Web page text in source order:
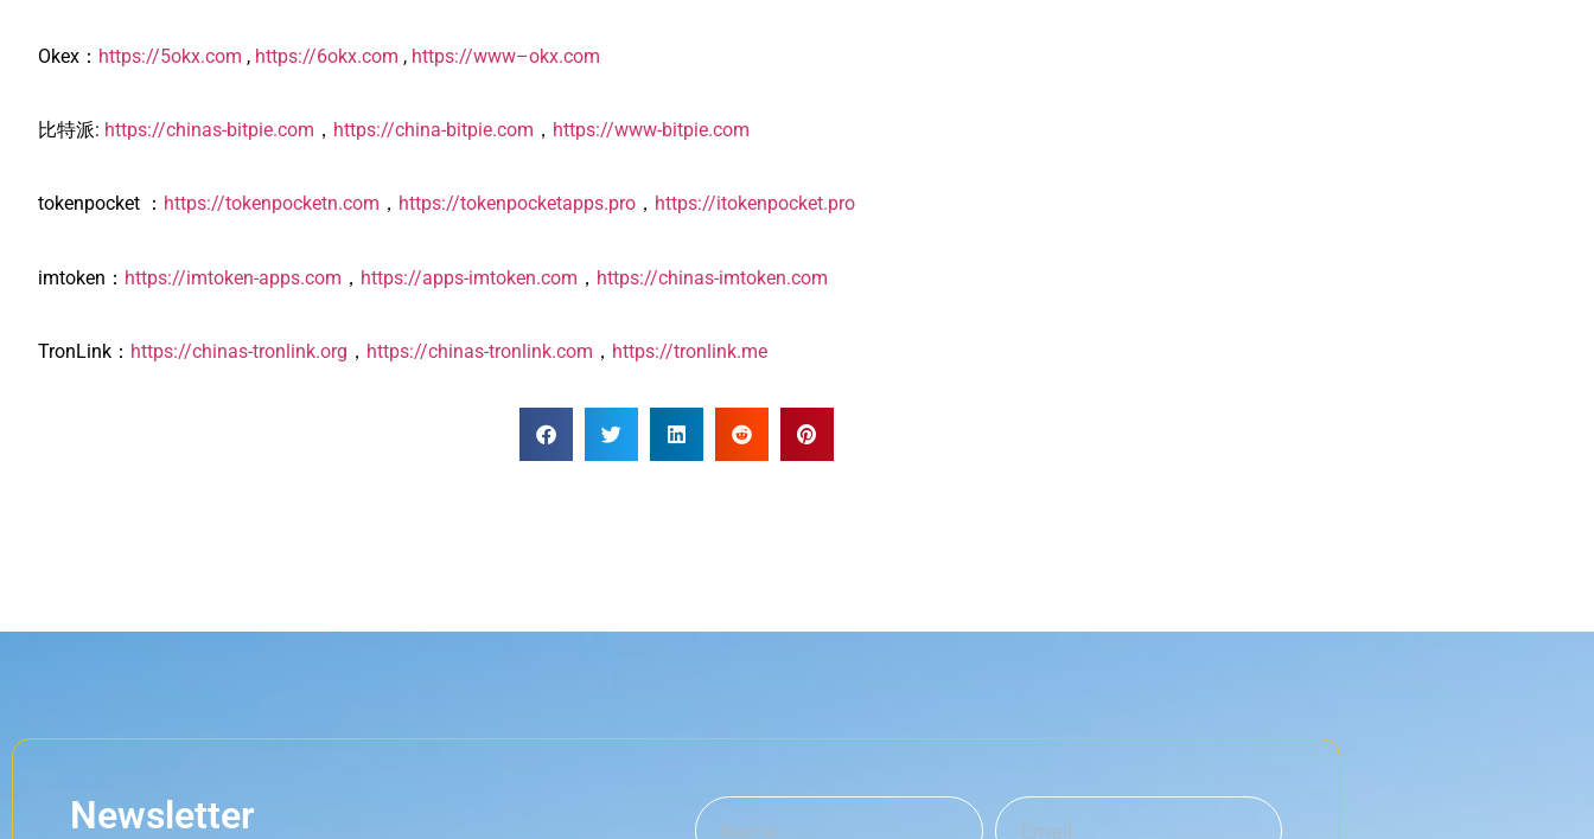
Okex： https://5okx.com , https://6okx.com , https://www–okx.com
比特派: https://chinas-bitpie.com ， https://china-bitpie.com ， https://www-bitpie.com
tokenpocket ： https://tokenpocketn.com ， https://tokenpocketapps.pro ， https://itokenpocket.pro
imtoken： https://imtoken-apps.com ， https://apps-imtoken.com ， https://chinas-imtoken.com
TronLink： https://chinas-tronlink.org ， https://chinas-tronlink.com ， https://tronlink.me
Newsletter